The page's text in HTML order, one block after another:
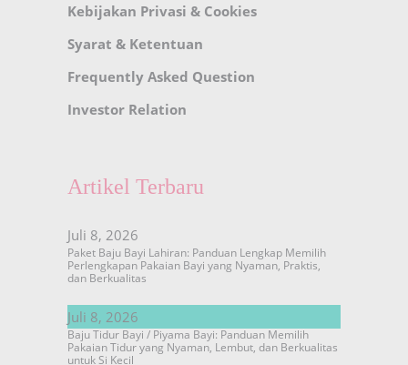
Kebijakan Privasi & Cookies
Syarat & Ketentuan
Frequently Asked Question
Investor Relation
Artikel Terbaru
Juli 8, 2026
Paket Baju Bayi Lahiran: Panduan Lengkap Memilih
Perlengkapan Pakaian Bayi yang Nyaman, Praktis,
dan Berkualitas
Juli 8, 2026
Baju Tidur Bayi / Piyama Bayi: Panduan Memilih
Pakaian Tidur yang Nyaman, Lembut, dan Berkualitas
untuk Si Kecil